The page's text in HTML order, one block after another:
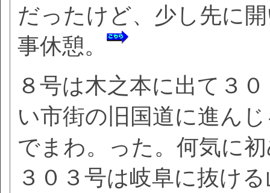
だったけど、少し先に
事休憩。
８号は木之本に出て３
い市街の旧国道に進ん
でまわ。った。何気に
３０３号は岐阜に抜け